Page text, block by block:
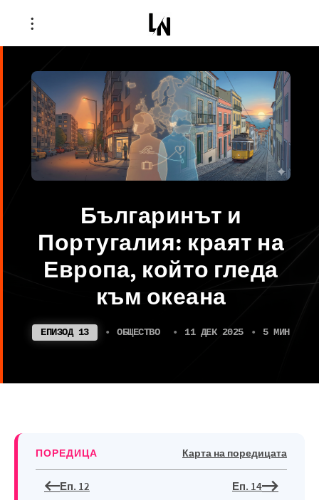
Българинът и
Португалия: краят на
Европа, който гледа
към океана
ЕПИЗОД 13 • ОБЩЕСТВО • 11 ДЕК 2025 • 5 МИН
ПОРЕДИЦА Карта на поредицата
Еп. 12 Еп. 14